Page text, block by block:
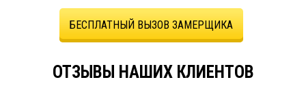
БЕСПЛАТНЫЙ ВЫЗОВ ЗАМЕРЩИКА
ОТЗЫВЫ НАШИХ КЛИЕНТОВ